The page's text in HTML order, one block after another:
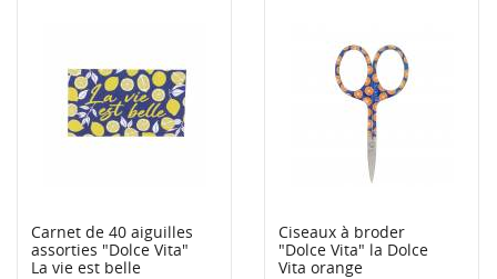
Carnet de 40 aiguilles
assorties "Dolce Vita"
La vie est belle
Ciseaux à broder
"Dolce Vita" la Dolce
Vita orange